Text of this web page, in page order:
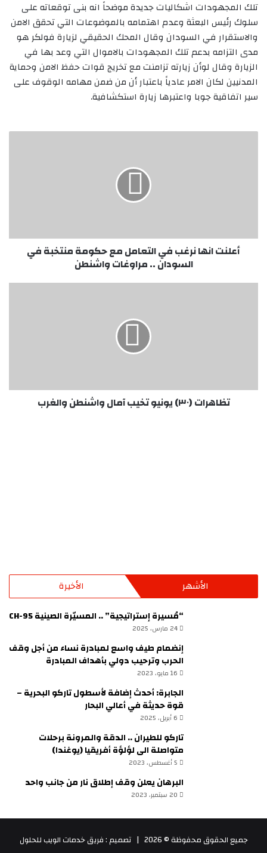
تلك المجهودات اشكاليات جديدة موضحاً انه بنى توقعاته على
سلوك رئيس البعثة وعدم اهتمامه بالموضوعات التي تحقق الامن
والاستقرار في السودان وقال المحك الحقيقي لزيارة فولكر هو
مدى التزامه بدعم تلك المجهودات بالاموال التي وعد بها في
الزيارة وقال لوأن زيارته تزامنت مع تخريج قوات حفظ الامن وحماية
المدنيين لكان الامر عادياً باعتبار أن من ضمن مهامه الوقوف على
سير اتفاقية جوبا واعتبرها زيارة استكشافية.
أعلنت
في
السودان
واشنطن
أعلنت انها نرغب في التعامل مع حكومة منتخبة في
السودان .. مراوغات واشنطن
تظاهرات (٣٠) يونيو تخيب آمال واشنطن والغرب
الأشهر الأخيرة
“مُسيرة إستراتيجية” .. المسيّرة الصينية CH-95
24 مارس، 2025
إنضمام طيف واسع لمبادرة نساء من أجل وقف
الحرب وترحيب دولي بأهداف المبادرة
16 مايو، 2023
الجابرة: أحدث إضافة لأسطول تاركو البحرية –
قوة حديثة في أعالي البحار
6 أبريل، 2025
تاركو للطيران .. الدقة والمرونة برحلات
متواصلة الى لؤلؤة أفريقيا (يوغندا)
5 أغسطس، 2023
البرهان يعلن وقف إطلاق نار من جانب واحد
20 سبتمبر، 2023
جميع الحقوق محفوظة © 2026 |
تصميم : فريق خدمات الويب للحلول